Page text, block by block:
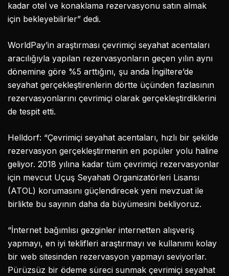
kadar otel ve konaklama rezervasyonu satın almak
için bekleyebilirler” dedi.
WorldPay’in araştırması çevrimiçi seyahat acentaları
aracılığıyla yapılan rezervasyonların geçen yılın aynı
dönemine göre %5 arttığını, şu anda İngiltere’de
seyahat gerçekleştirenlerin dörtte üçünden fazlasının
rezervasyonlarını çevrimiçi olarak gerçekleştirdiklerini
de tespit etti.
Helldorf: “Çevrimiçi seyahat acentaları, hızlı bir şekilde
rezervasyon gerçekleştirmenin en popüler yolu haline
geliyor. 2018 yılına kadar tüm çevrimiçi rezervasyonlar
için mevcut Uçuş Seyahati Organizatörleri Lisansı
(ATOL) korumasını güçlendirecek yeni mevzuat ile
birlikte bu sayının daha da büyümesini bekliyoruz.
“İnternet bağımlısı gezginler internetten alışveriş
yapmayı, en iyi teklifleri araştırmayı ve kullanımı kolay
bir web sitesinden rezervasyon yapmayı seviyorlar.
Pürüzsüz bir ödeme süreci sunmak çevrimiçi seyahat